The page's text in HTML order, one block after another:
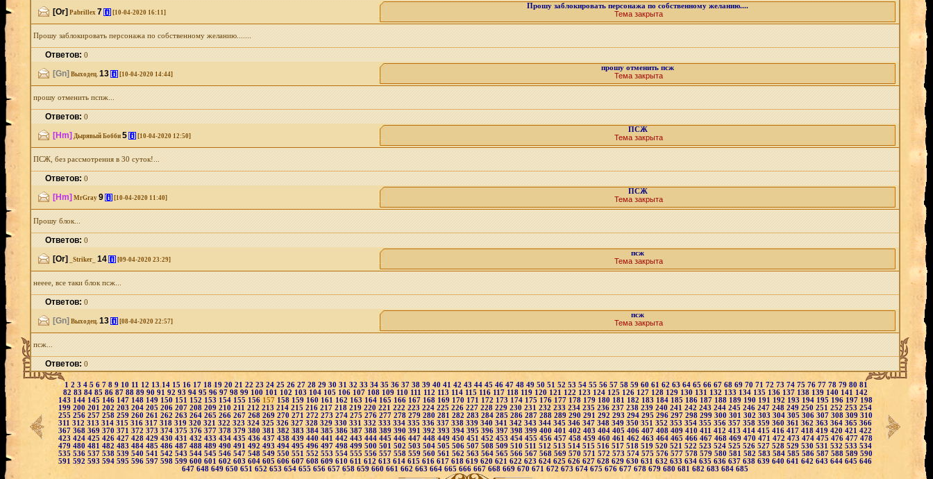
[Or] Pabrillex 7 [i] [10-04-2020 16:11]
Прошу заблокировать персонажа по собственному желанию....
Тема закрыта
Прошу заблокировать персонажа по собственному желанию.......
Ответов:0
[Gn] Выходец. 13 [i] [10-04-2020 14:44]
прошу отменить псж
Тема закрыта
прошу отменить пспж...
Ответов:0
[Hm] Дырявый Бобби 5 [i] [10-04-2020 12:50]
ПСЖ
Тема закрыта
ПСЖ, без рассмотрения в 30 суток!...
Ответов:0
[Hm] MrGray 9 [i] [10-04-2020 11:40]
ПСЖ
Тема закрыта
Прошу блок...
Ответов:0
[Or] _Striker_ 14 [i] [09-04-2020 23:29]
псж
Тема закрыта
нееее, все таки блок псж...
Ответов:0
[Gn] Выходец. 13 [i] [08-04-2020 22:57]
псж
Тема закрыта
псж...
Ответов:0
1 2 3 45 6 7 8 9 10 11 12 1314 15 16 17 1819 20 21 22 23 24 25 26 27 28 29 30 3132 33 34 35 36 37 38 39 40 41 42 43 44 45 46 47 48 49 50 51 52 53 54 55 56 57 58 59 6061 62 63 64 65 66 67 68 69 70 71 72 73 74 75 76 77 78 79 80 81
82 83 84 85 86 87 88 89 90 91 92 93 94 95 96 97 98 99 100 101 102 103 104 105 106 107 108 109 110 111 112 113 114 115 116 117118 119 120 121 122 123 124 125 126 127 128 129 130 131 132 133 134 135 136 137 138 139 140 141
142
143 144 145 146 147 148 149 150 151 152 153 154 155 156 157 158 159 160 161 162 163 164 165 166 167 168 169 170 171 172 173 174 175 176 177 178 179 180 181 182 183 184 185 186 187 188 189 190 191 192 193 194 195 196 197 198
199 200 201 202 203 204 205 206 207 208 209 210 211 212 213 214 215 216 217 218 219 220 221 222 223 224 225 226227 228 229 230 231 232 233 234 235 236 237 238 239 240 241 242 243 244 245 246 247 248 249 250 251 252 253 254
255 256 257 258 259 260 261 262 263 264 265 266 267 268 269 270 271 272 273 274 275 276 277 278 279 280 281 282 283 284 285 286 287 288 289 290 291 292 293 294 295 296 297 298 299 300 301 302 303 304 305 306 307 308 309 310
311 312 313 314 315 316 317 318 319 320 321 322 323 324 325 326 327 328 329 330 331 332 333 334 335 336 337 338 339 340 341 342 343 344 345 346 347 348 349 350 351 352 353 354 355 356 357 358 359 360 361 362 363 364 365 366
367 368 369 370 371 372 373 374 375 376 377 378 379 380 381 382 383 384 385 386 387 388 389 390 391 392 393 394 395 396 397 398 399 400 401 402 403 404 405 406 407 408 409 410 411 412 413 414 415 416 417 418 419 420 421 422
423 424 425 426 427 428 429 430 431 432 433 434 435 436 437 438 439 440 441 442 443 444 445 446 447 448 449 450 451 452 453 454 455 456 457 458 459 460 461 462 463 464 465 466 467 468 469 470 471 472 473 474 475 476 477 478
479 480 481 482 483 484 485 486 487 488 489 490 491 492 493 494 495 496 497 498 499 500 501 502 503 504 505 506 507 508 509 510 511 512 513 514 515 516 517 518 519 520 521 522 523 524 525 526 527 528 529 530 531 532 533 534
535 536 537 538 539 540 541 542 543 544 545 546 547 548 549 550 551 552 553 554 555 556 557 558 559 560 561 562 563 564 565 566 567 568 569 570 571 572 573 574 575 576 577 578 579 580 581 582 583 584 585 586 587 588 589 590
591 592 593 594 595 596 597 598 599 600 601 602 603 604 605 606 607 608 609 610 611 612 613 614 615 616 617 618 619 620 621 622 623 624 625 626 627 628 629 630 631 632 633 634 635 636 637 638 639 640 641 642 643 644 645 646
647 648 649 650 651 652 653 654 655 656 657 658 659 660 661 662 663 664 665 666 667 668 669 670 671 672 673 674 675 676 677 678 679 680 681 682 683 684 685